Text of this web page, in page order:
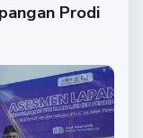
Prodi